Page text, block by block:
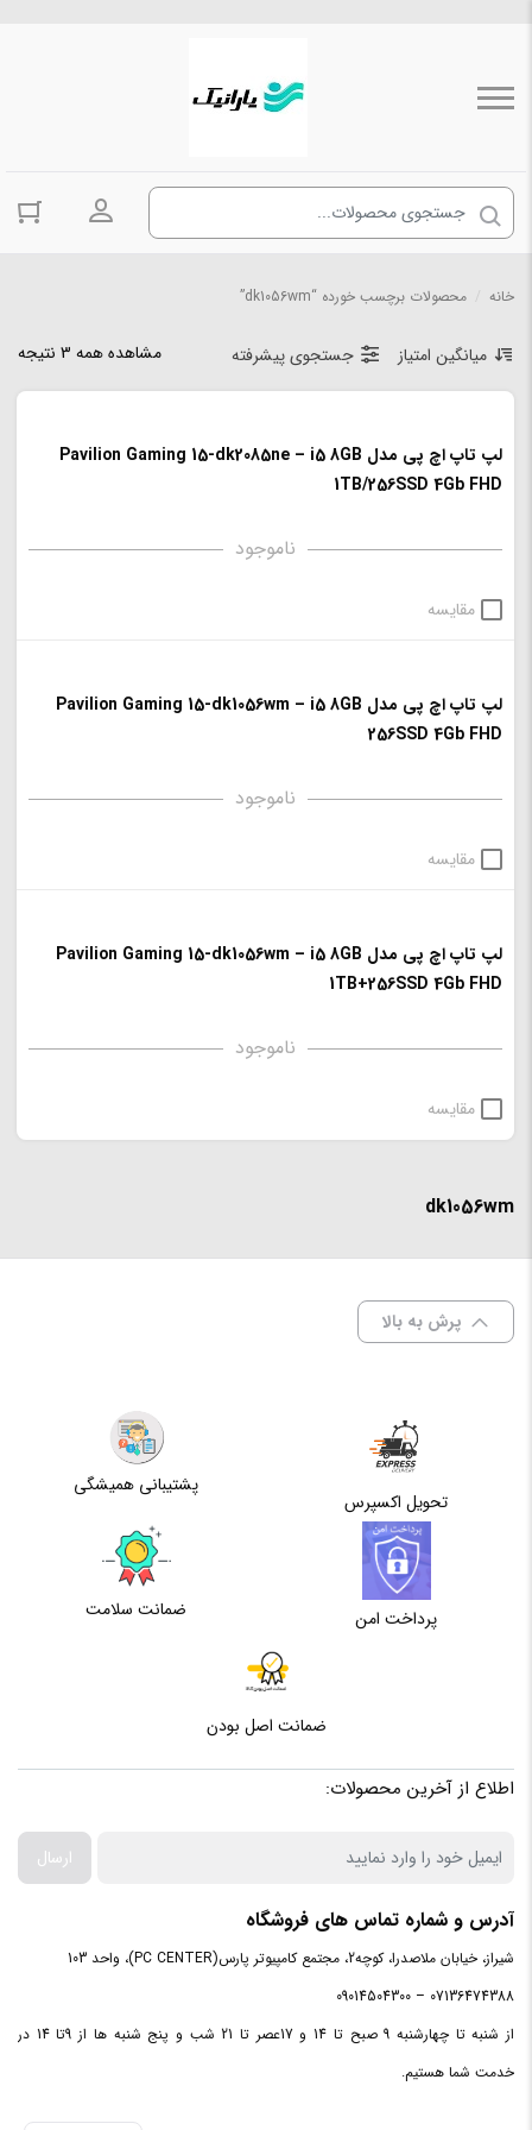
ورود به
خانه محصولات برچسب خورده “dk1056wm”
مشاهده همه 3 نتیجه میانگین امتیاز جستجوی پیشرفته
لپ تاپ اچ پی مدل Pavilion Gaming 15-dk2085ne – i5 8GB
1TB/256SSD 4Gb FHD
ناموجود
مقایسه
لپ تاپ اچ پی مدل Pavilion Gaming 15-dk1056wm – i5 8GB
256SSD 4Gb FHD
ناموجود
مقایسه
لپ تاپ اچ پی مدل Pavilion Gaming 15-dk1056wm – i5 8GB
1TB+256SSD 4Gb FHD
ناموجود
مقایسه
dk1056wm
پرش به بالا
تحویل اکسپرس
پشتیبانی همیشگی
پرداخت امن ضمانت سلامت
ضمانت اصل بودن
اطلاع از آخرین محصولات:
ارسال
آدرس و شماره تماس های فروشگاه
شیراز، خیابان ملاصدرا، کوچه2، مجتمع کامپیوتر پارس(PC CENTER)، واحد 103
07136474388 – 09014504300
از شنبه تا چهارشنبه 9 صبح تا 14 و 17عصر تا 21 شب و پنج شنبه ها از 9تا 14 در
خدمت شما هستیم.